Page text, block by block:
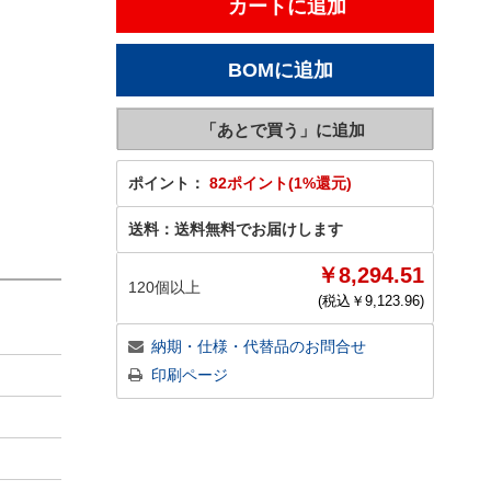
ポイント： 82ポイント(1%還元)
送料： 送料無料でお届けします
120個以上 ￥8,294.51
(税込￥ 9,123.96)
納期・仕様・代替品のお問合せ
印刷ページ